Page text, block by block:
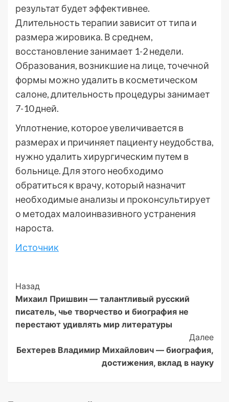
результат будет эффективнее.
Длительность терапии зависит от типа и
размера жировика. В среднем,
восстановление занимает 1-2 недели.
Образования, возникшие на лице, точечной
формы можно удалить в косметическом
салоне, длительность процедуры занимает
7-10 дней.
Уплотнение, которое увеличивается в
размерах и причиняет пациенту неудобства,
нужно удалить хирургическим путем в
больнице. Для этого необходимо
обратиться к врачу, который назначит
необходимые анализы и проконсультирует
о методах малоинвазивного устранения
нароста.
Источник
Post
Navigation
Назад
Михаил Пришвин — талантливый русский
писатель, чье творчество и биография не
перестают удивлять мир литературы
Далее
Бехтерев Владимир Михайлович — биография,
достижения, вклад в науку